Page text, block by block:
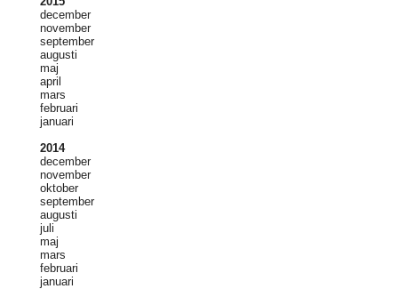
december
november
september
augusti
maj
april
mars
februari
januari
2014
december
november
oktober
september
augusti
juli
maj
mars
februari
januari